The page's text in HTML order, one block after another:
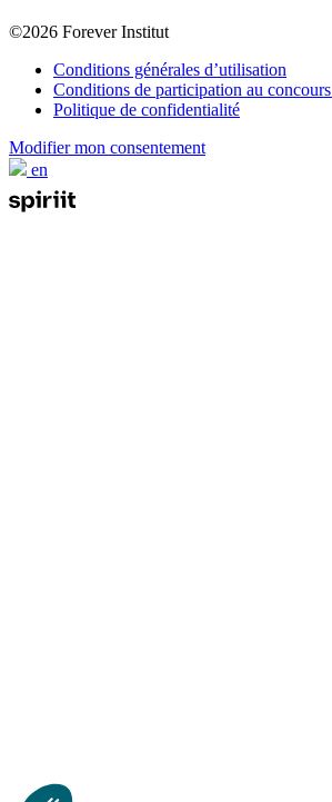
©2026 Forever Institut
Conditions générales d’utilisation
Conditions de participation au concours
Politique de confidentialité
Modifier mon consentement
en